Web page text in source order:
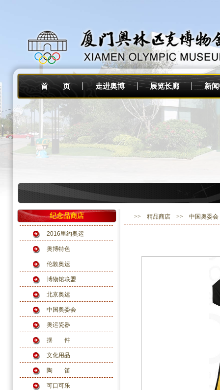
首 页 走进奥博 展览长廊 新
1. 【奥
纪念品商店
2016里约奥运
奥博特色
伦敦奥运
博物馆联盟
北京奥运
中国奥委会
奥运瓷器
摆 件
文化用品
陶 笛
可口可乐
>> 精品商店 >> 中国奥委会